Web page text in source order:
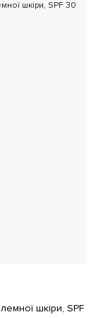
шкіри, SPF